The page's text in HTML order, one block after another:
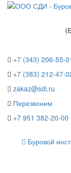
+7 (343) 206-55-
+7 (383) 212-47-
zakaz@sdi.ru
Перезвоним
+7 951 382-20-00
Буровой